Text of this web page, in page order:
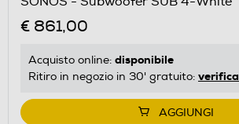
€ 861,00
Acquisto online: disponibile
Ritiro in negozio in 30' gratuito: verifica
AGGIUNGI